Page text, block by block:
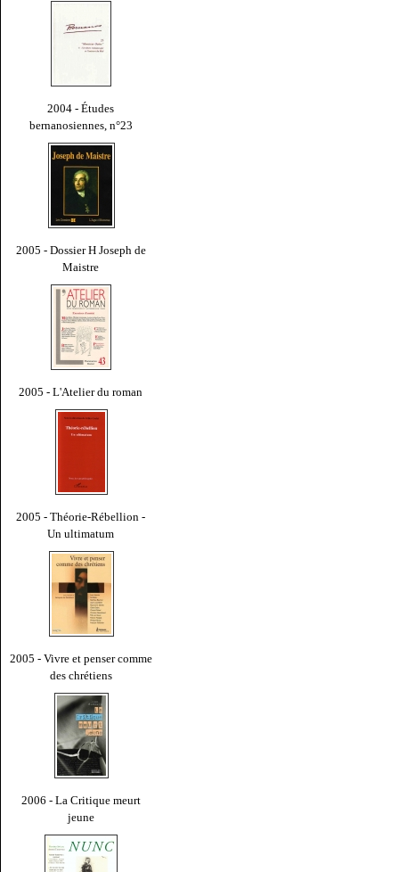
2004 - Études
bernanosiennes, n°23
2005 - Dossier H Joseph de
Maistre
2005 - L'Atelier du roman
2005 - Théorie-Rébellion -
Un ultimatum
2005 - Vivre et penser comme
des chrétiens
2006 - La Critique meurt
jeune